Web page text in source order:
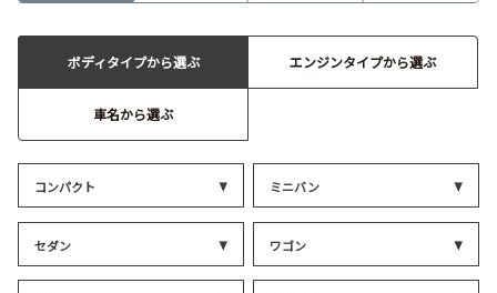
ボディタイプから選ぶ エンジンタイプから選ぶ
車名から選ぶ
コンパクト ミニバン
セダン ワゴン